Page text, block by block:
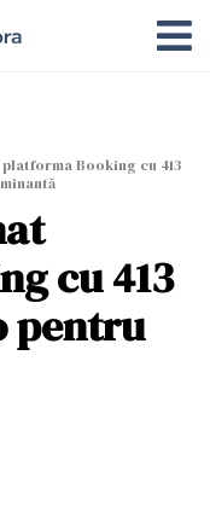
platforma Booking cu 413
cu 413
pentru